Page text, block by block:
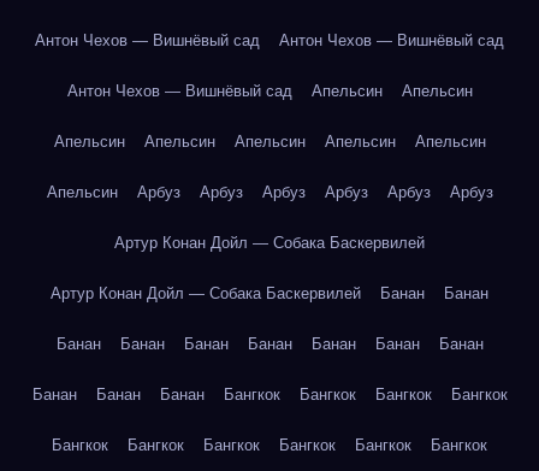
Антон Чехов — Вишнёвый сад Антон Чехов — Вишнёвый сад
Антон Чехов — Вишнёвый сад Апельсин Апельсин
Апельсин Апельсин Апельсин Апельсин Апельсин
Апельсин Арбуз Арбуз Арбуз Арбуз Арбуз Арбуз
Артур Конан Дойл — Собака Баскервилей
Артур Конан Дойл — Собака Баскервилей Банан Банан
Банан Банан Банан Банан Банан Банан Банан
Банан Банан Банан Бангкок Бангкок Бангкок Бангкок
Бангкок Бангкок Бангкок Бангкок Бангкок Бангкок